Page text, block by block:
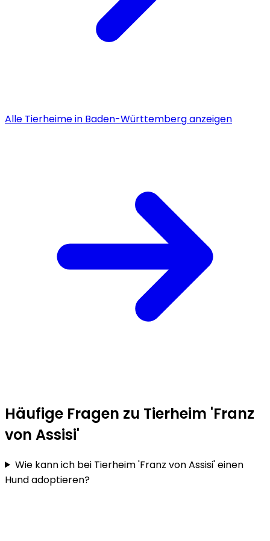
Alle Tierheimein Baden-Württemberganzeigen
Häufige Fragen zu Tierheim 'Franz
von Assisi'
Wie kann ich bei Tierheim 'Franz von Assisi' einen
Hund adoptieren?